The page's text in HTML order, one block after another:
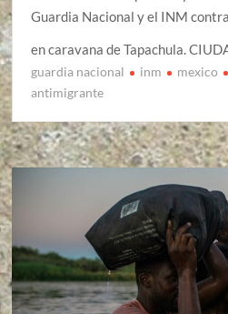
Guardia Nacional y el INM
en caravana de Tapachula.
guardia nacional inm mexico
antimigrante